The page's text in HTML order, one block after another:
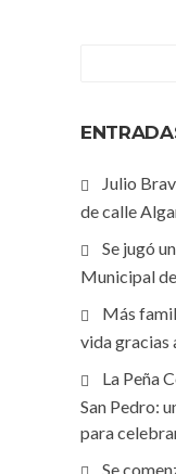
Julio
de calle
Se jugó
Municipal
Más
vida gracias
La Peña
San Pedro:
para
Se